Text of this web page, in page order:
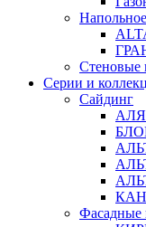
Стеновые
Серии и
Сайдинг
Фасадные